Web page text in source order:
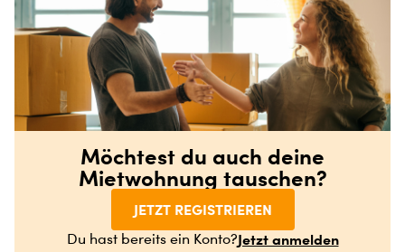
Möchtest du auch deine
Mietwohnung tauschen?
JETZT REGISTRIEREN
Du hast bereits ein Konto?Jetzt anmelden